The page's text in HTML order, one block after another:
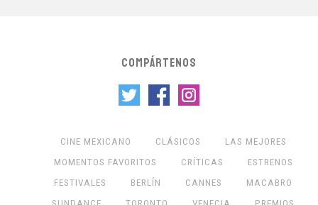
COMPÁRTENOS
CINE MEXICANO CLÁSICOS
LAS MEJORES
MOMENTOS FAVORITOS
CRÍTICAS
ESTRENOS
FESTIVALES
BERLÍN CANNES
MACABRO